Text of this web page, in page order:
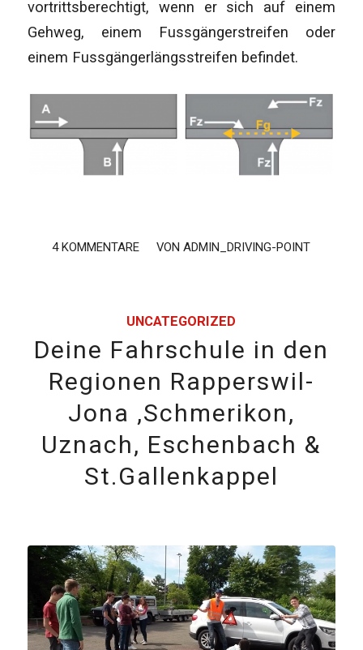
vortrittsberechtigt, wenn er sich auf einem
Gehweg, einem Fussgängerstreifen oder
einem Fussgängerlängsstreifen befindet.
4 KOMMENTARE
/ VONADMIN_DRIVING-POINT
UNCATEGORIZED
Deine Fahrschule in den
Regionen Rapperswil-
Jona ,Schmerikon,
Uznach, Eschenbach &
St.Gallenkappel